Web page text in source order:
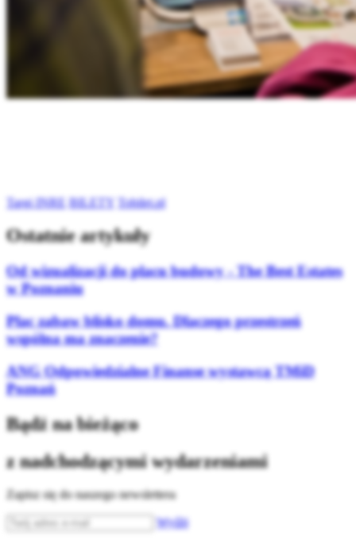
Targi INRE BILETY Tobilet.pl
Ostatnie artykuły
Od wizualizacji do placu budowy - The Best Estates
w Poznaniu
Plac zabaw blisko domu. Dlaczego przestrzeń
wspólna ma znaczenie?
ANG Odpowiedzialne Finanse wystawcą TMiD
Poznań
Bądź na bieżąco
z nadchodzącymi wydarzeniami
Zapisz się do naszego newslettera
Wyślij